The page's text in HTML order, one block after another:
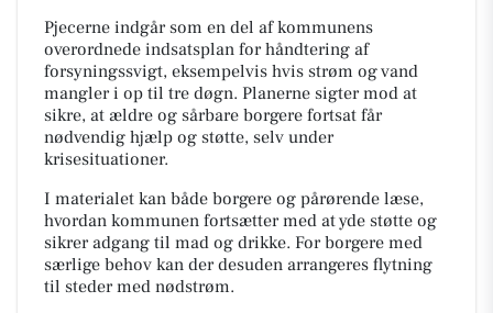
Pjecerne indgår som en del af kommunens
overordnede indsatsplan for håndtering af
forsyningssvigt, eksempelvis hvis strøm og vand
mangler i op til tre døgn. Planerne sigter mod at
sikre, at ældre og sårbare borgere fortsat får
nødvendig hjælp og støtte, selv under
krisesituationer.
I materialet kan både borgere og pårørende læse,
hvordan kommunen fortsætter med at yde støtte og
sikrer adgang til mad og drikke. For borgere med
særlige behov kan der desuden arrangeres flytning
til steder med nødstrøm.